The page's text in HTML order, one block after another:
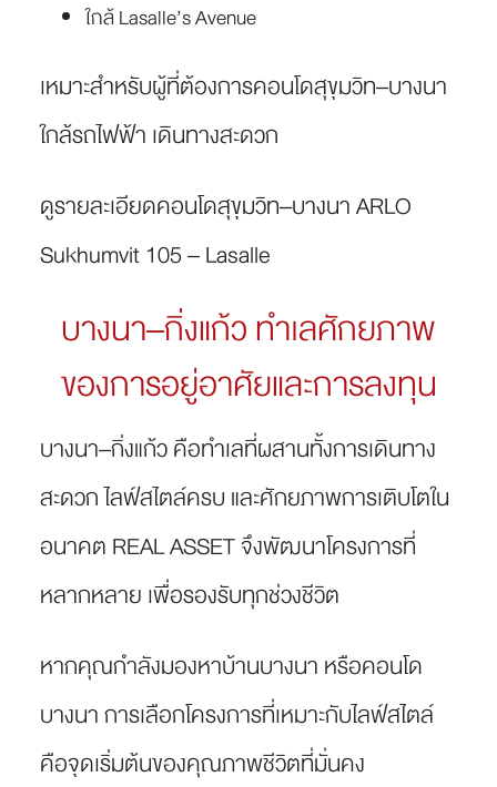
ใกล้ Lasalle’s Avenue
เหมาะสำหรับผู้ที่ต้องการคอนโดสุขุมวิท–บางนา
ใกล้รถไฟฟ้า เดินทางสะดวก
ดูรายละเอียดคอนโดสุขุมวิท–บางนา ARLO
Sukhumvit 105 – Lasalle
บางนา–กิ่งแก้ว ทำเลศักยภาพ
ของการอยู่อาศัยและการลงทุน
บางนา–กิ่งแก้ว คือทำเลที่ผสานทั้งการเดินทาง
สะดวก ไลฟ์สไตล์ครบ และศักยภาพการเติบโตใน
อนาคต REAL ASSET จึงพัฒนาโครงการที่
หลากหลาย เพื่อรองรับทุกช่วงชีวิต
หากคุณกำลังมองหาบ้านบางนา หรือคอนโด
บางนา การเลือกโครงการที่เหมาะกับไลฟ์สไตล์
คือจุดเริ่มต้นของคุณภาพชีวิตที่มั่นคง